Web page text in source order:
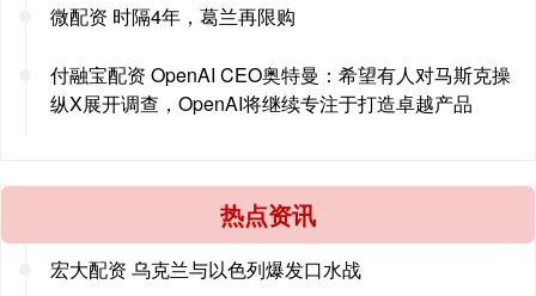
微配资 时隔4年，葛兰再限购
付融宝配资 OpenAI CEO奥特曼：希望有人对马斯克操
纵X展开调查，OpenAI将继续专注于打造卓越产品
热点资讯
宏大配资 乌克兰与以色列爆发口水战